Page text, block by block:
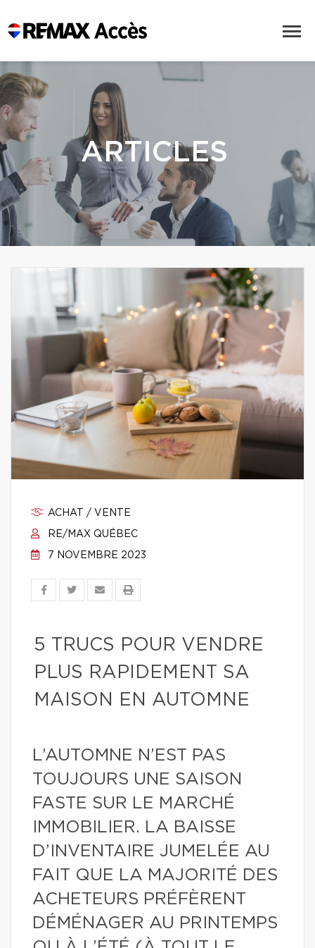
ARTICLES
ACHAT / VENTE
RE/MAX QUÉBEC
7 NOVEMBRE 2023
5 TRUCS POUR VENDRE
PLUS RAPIDEMENT SA
MAISON EN AUTOMNE
L’AUTOMNE N’EST PAS
TOUJOURS UNE SAISON
FASTE SUR LE MARCHÉ
IMMOBILIER. LA BAISSE
D’INVENTAIRE JUMELÉE AU
FAIT QUE LA MAJORITÉ DES
ACHETEURS PRÉFÈRENT
DÉMÉNAGER AU PRINTEMPS